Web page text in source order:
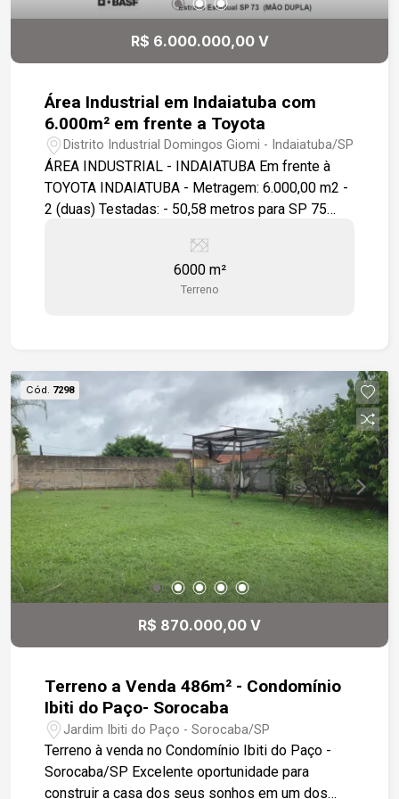
convivência e atividades físicas. Portaria 24
horas, Piscina Adulto e Infantil, Academia
equipada, Salão de festas com espaço gourmet,
Localizado no Campolim, o imóvel está em uma
região privilegiada, próximo a serviços de alto
padrão como a Padaria Real, Pão de Açúcar,
Shopping Iguatemi e renomados colégios (Anglo,
Portal, Uirapuru), além de excelente mobilidade e
qualidade de vida.
R$ 6.000.000,00 V
Área Industrial em Indaiatuba com
6.000m² em frente a Toyota
Distrito Industrial Domingos Giomi - Indaiatuba/SP
ÁREA INDUSTRIAL - INDAIATUBA Em frente à
TOYOTA INDAIATUBA - Metragem: 6.000,00 m2 -
2 (duas) Testadas: - 50,58 metros para SP 75
Estrada Estadual SP 73
6000 m²
Terreno
Cód. 7298
R$ 870.000,00 V
Terreno a Venda 486m² - Condomínio
Ibiti do Paço- Sorocaba
Jardim Ibiti do Paço - Sorocaba/SP
Terreno à venda no Condomínio Ibiti do Paço -
Sorocaba/SP Excelente oportunidade para
construir a casa dos seus sonhos em um dos